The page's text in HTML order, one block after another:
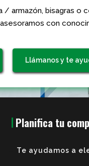
armazón, bisagras o
con
Llámanos y te
Planifica tu
Te ayudamos a